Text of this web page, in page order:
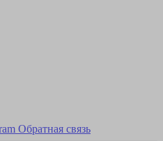
Обратная связь